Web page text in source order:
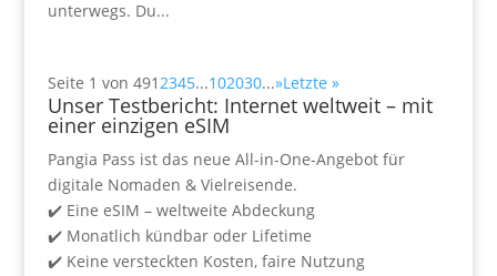
unterwegs. Du...
Seite 1 von 491 2345...102030...»Letzte »
Unser Testbericht: Internet weltweit – mit
einer einzigen eSIM
Pangia Pass ist das neue All-in-One-Angebot für
digitale Nomaden & Vielreisende.
✔️ Eine eSIM – weltweite Abdeckung
✔️ Monatlich kündbar oder Lifetime
✔️ Keine versteckten Kosten, faire Nutzung